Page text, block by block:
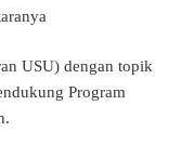
USU) dengan topik
Program